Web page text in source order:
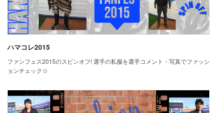
ハマコレ2015
ファンフェス2015のスピンオフ! 選手の私服を選手コメント・写真でファッシ
ョンチェック☆